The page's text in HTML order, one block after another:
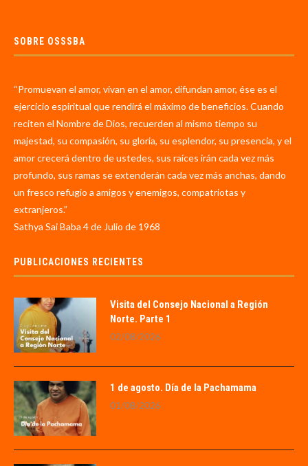
SOBRE OSSSBA
“Promuevan el amor, vivan en el amor, difundan amor, ése es el
ejercicio espiritual que rendirá el máximo de beneficios. Cuando
reciten el Nombre de Dios, recuerden al mismo tiempo su
majestad, su compasión, su gloria, su esplendor, su presencia, y el
amor crecerá dentro de ustedes, sus raíces irán cada vez más
profundo, sus ramas se extenderán cada vez más anchas, dando
un fresco refugio a amigos y enemigos, compatriotas y
extranjeros.”
Sathya Sai Baba 4 de Julio de 1968
PUBLICACIONES RECIENTES
Visita del Consejo Nacional a Región
Norte. Parte 1
02/08/2026
1 de agosto. Día de la Pachamama
01/08/2026